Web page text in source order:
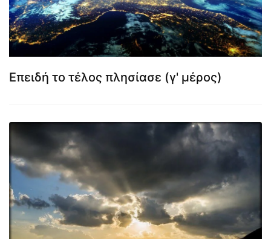
Επειδή το τέλος πλησίασε (γ' μέρος)